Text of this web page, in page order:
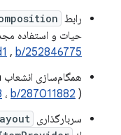
رابط
حیات و استفاده
, b/252846775
، b/287011882 )
سربارگذاری